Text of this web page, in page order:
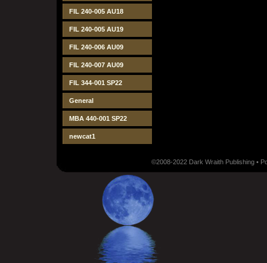
FIL 240-005 AU18
FIL 240-005 AU19
FIL 240-006 AU09
FIL 240-007 AU09
FIL 344-001 SP22
General
MBA 440-001 SP22
newcat1
©2008-2022 Dark Wraith Publishing •